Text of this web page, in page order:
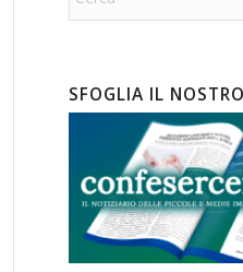
SFOGLIA IL